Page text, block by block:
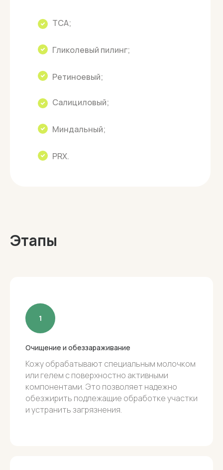
ТСА;
Гликолевый пилинг;
Ретиноевый;
Салициловый;
Миндальный;
PRX.
Описание методики
Продолжительность лечения,
количество сеансов и клиничекские
результаты зависят от типа кожи,
характера возрастных и других
изменений (их количества, глубины,
размера и локализации),
индивидуальных особенностей
организма, гормонального статуса,
а также сопутствующих
Этапы
Очищение и обеззараживание
Кожу обрабатывают специальным молочком
или гелем с поверхностно активными
компонентами. Это позволяет надежно
обезжирить подлежащие обработке участки
и устранить загрязнения.